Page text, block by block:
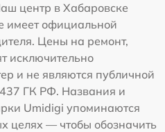
центр в Хабаровске
имеет официальной
Цены на ремонт,
исключительно
и не являются публичной
437 ГК РФ. Названия и
Umidigi упоминаются
целях — чтобы обозначить